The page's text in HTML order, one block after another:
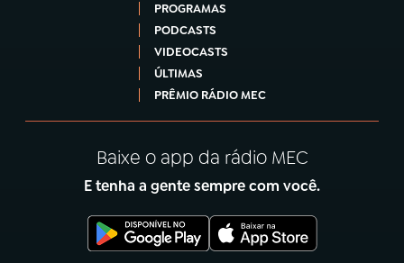
PROGRAMAS
PODCASTS
VIDEOCASTS
ÚLTIMAS
PRÊMIO RÁDIO MEC
Baixe o app da rádio MEC
E tenha a gente sempre com você.